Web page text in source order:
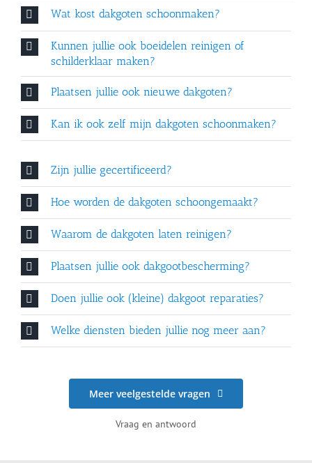
Wat kost dakgoten schoonmaken?
Kunnen jullie ook boeidelen reinigen of
schilderklaar maken?
Plaatsen jullie ook nieuwe dakgoten?
Kan ik ook zelf mijn dakgoten schoonmaken?
Zijn jullie gecertificeerd?
Hoe worden de dakgoten schoongemaakt?
Waarom de dakgoten laten reinigen?
Plaatsen jullie ook dakgootbescherming?
Doen jullie ook (kleine) dakgoot reparaties?
Welke diensten bieden jullie nog meer aan?
Meer veelgestelde vragen
Vraag en antwoord